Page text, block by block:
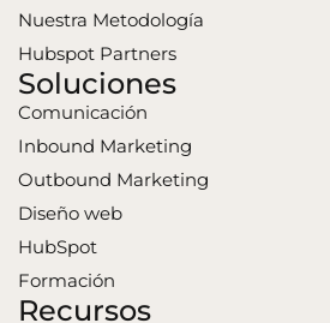
Nuestra Metodología
Hubspot Partners
Soluciones
Comunicación
Inbound Marketing
Outbound Marketing
Diseño web
HubSpot
Formación
Recursos